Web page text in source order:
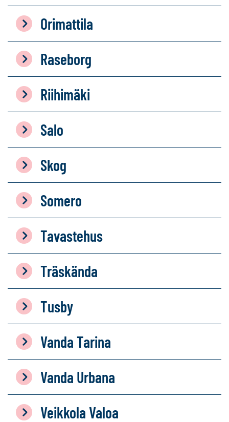
Orimattila
Raseborg
Riihimäki
Salo
Skog
Somero
Tavastehus
Träskända
Tusby
Vanda Tarina
Vanda Urbana
Veikkola Valoa